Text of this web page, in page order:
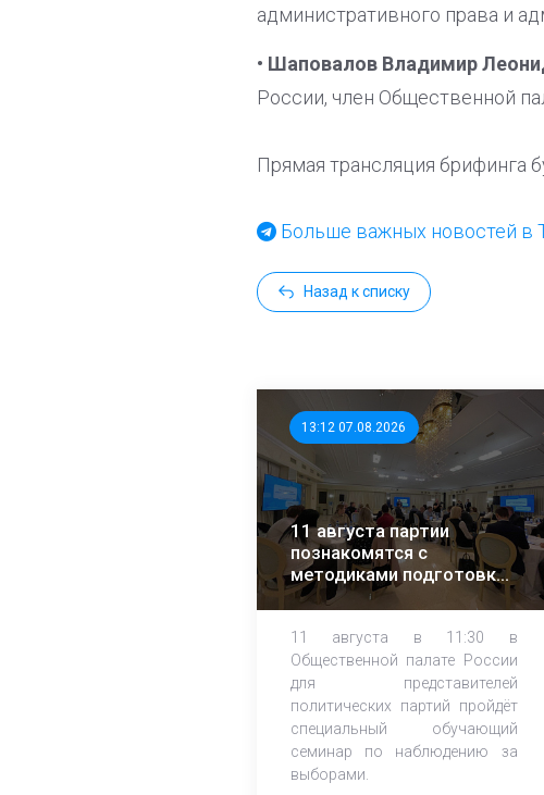
административного права и
• Шаповалов Владимир
России, член Общественной
Прямая трансляция брифинга
Больше важных новостей в
Назад к списку
13:12 07.08.2026
11 августа партии
познакомятся с
методиками подготовки
независимых
11 августа в 11:30 в
Общественной палате России
для представителей
политических партий пройдёт
специальный обучающий
семинар по наблюдению за
выборами.